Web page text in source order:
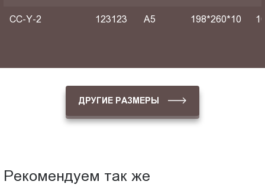
CC-Y-2 123123 A5 198*260*10
ДРУГИЕ РАЗМЕРЫ
Рекомендуем так же